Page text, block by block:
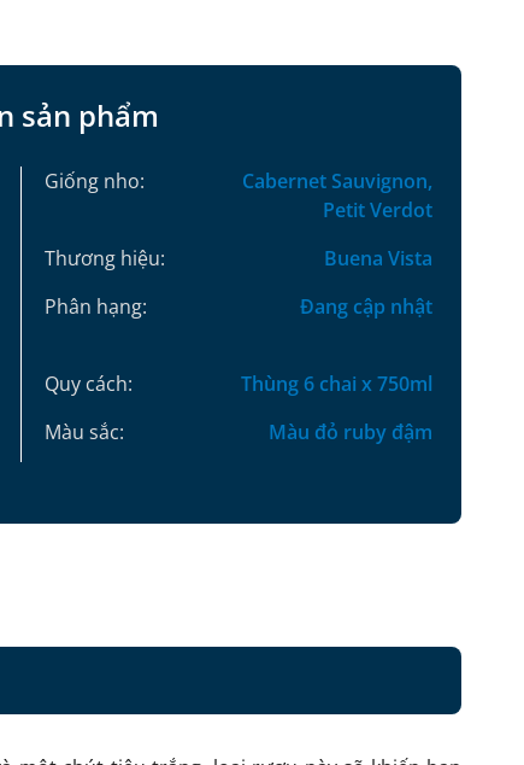
sản phẩm
Giống nho:
Cabernet Sauvignon,
Petit Verdot
Thương hiệu:
Buena Vista
Phân hạng: Đang cập nhật
Quy cách:
Thùng 6 chai x 750ml
Màu sắc:
Màu đỏ ruby đậm